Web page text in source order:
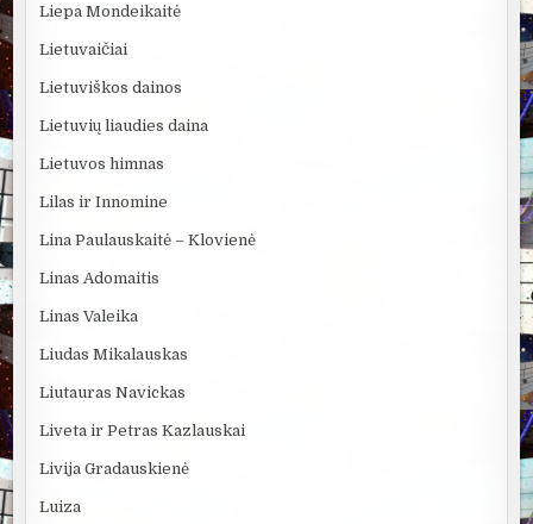
Liepa Mondeikaitė
Lietuvaičiai
Lietuviškos dainos
Lietuvių liaudies daina
Lietuvos himnas
Lilas ir Innomine
Lina Paulauskaitė – Klovienė
Linas Adomaitis
Linas Valeika
Liudas Mikalauskas
Liutauras Navickas
Liveta ir Petras Kazlauskai
Livija Gradauskienė
Luiza